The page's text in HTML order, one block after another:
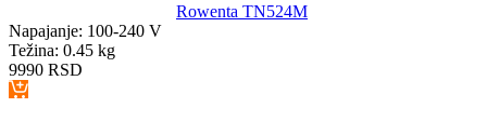
Rowenta TN524M
Napajanje: 100-240 V
Težina: 0.45 kg
9990 RSD